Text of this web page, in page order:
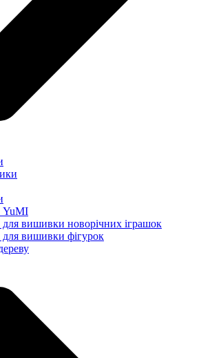
YuMI
вишивки новорічних іграшок
вишивки фігурок